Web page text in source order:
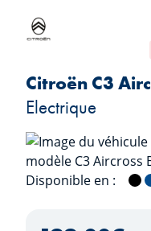
Citroën C3
Electrique
Disponible en :